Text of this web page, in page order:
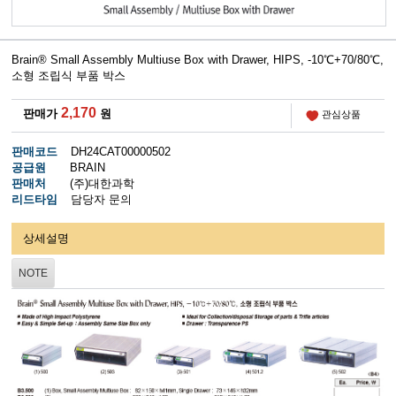
Brain® Small Assembly Multiuse Box with Drawer, HIPS, -10℃+70/80℃,
소형 조립식 부품 박스
판매가2,170 원 관심상품
판매코드
DH24CAT00000502
공급원
BRAIN
판매처
(주)대한과학
리드타임
담당자 문의
상세설명
NOTE